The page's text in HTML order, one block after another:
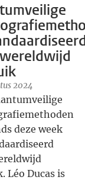
2024
deze week
Léo Ducas is